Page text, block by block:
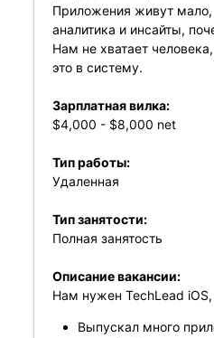
Приложения живут мало,
аналитика и инсайты,
Нам не хватает
это в систему.
Зарплатная вилка:
$4,000 - $8,000 net
Тип работы:
Удаленная
Тип занятости:
Полная занятость
Описание вакансии:
Нам нужен TechLead
Выпускал много